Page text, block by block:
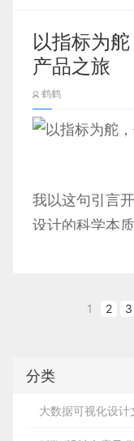
三、图片：承载
在日式排版中，
营造“视觉呼吸感
。
因此，在图片选
通过
大量的留白来突
，引导观者进入
“能创造新价值”
的定位。这种 “
让 AI 产品既不冰
二、打破
经营者就要针对
出来进行标准化
商业活动。
而业务只有流程
比如前面提到的
简单来说，企业
再制定具体的业
存、职员用
B 端产品，主
员操作以提效
品，只有具备
云服务只是其
等领域的 B 端
者是程序员，
增长，这类产
二、三大
地应用
2.1 嵌入式
填写助手
嵌入式交互的核
景，实现轻量便
写类场景，以
据字段特征与
取关键信息
设计验收的成功
误以为 “设计稿
作中，清晰的标
专业性，赢得开
1. 细化设
功能模块：核
（如按钮点击
早期AI设计工具
材库筛选”的机
生成方案，再通
创作过程被动且
当设计师提出需
APP界面，要兼
直接抛出十余个
向对话，让AI穿
以指标为
产品之旅
鹤鹤
我以这句引言
设计的科学本
则：在条件允
能发挥的作用
我们的数字产
1 2 3
分类
大数据可视化设